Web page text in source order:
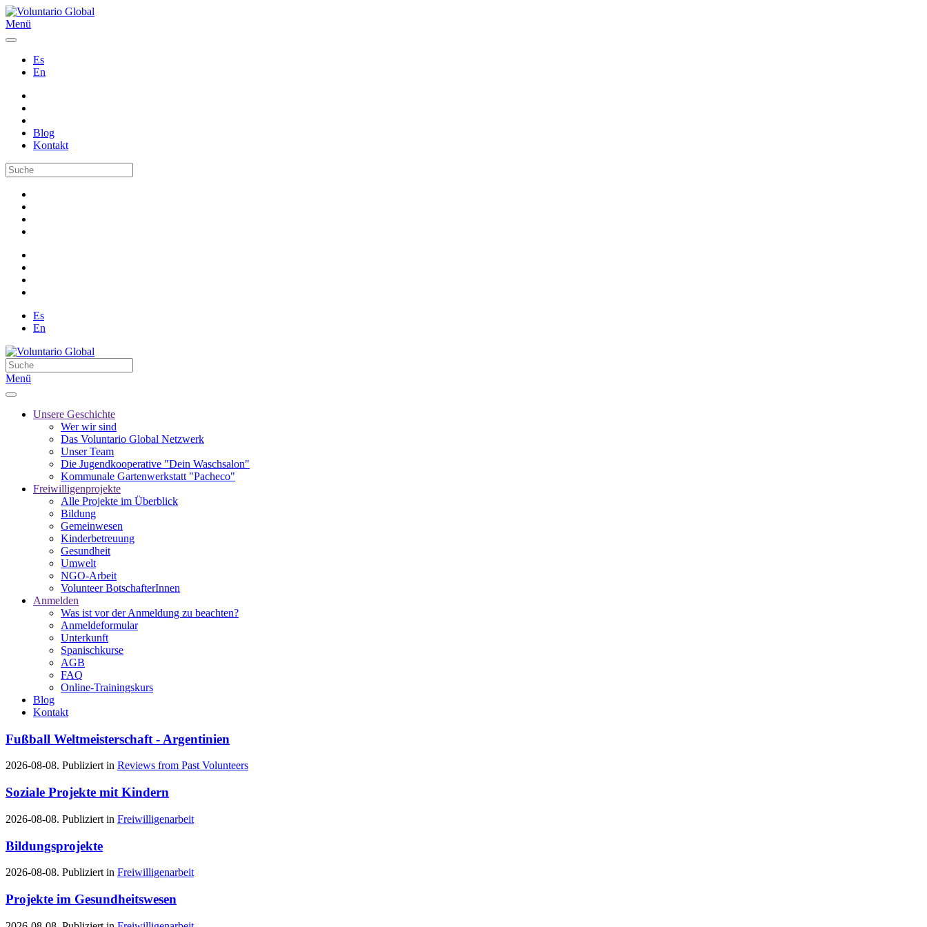
Menü
Es
En
Blog
Kontakt
Es
En
Menü
Unsere Geschichte
Wer wir sind
Das Voluntario Global Netzwerk
Unser Team
Die Jugendkooperative "Dein Waschsalon"
Kommunale Gartenwerkstatt "Pacheco"
Freiwilligenprojekte
Alle Projekte im Überblick
Bildung
Gemeinwesen
Kinderbetreuung
Gesundheit
Umwelt
NGO-Arbeit
Volunteer BotschafterInnen
Anmelden
Was ist vor der Anmeldung zu beachten?
Anmeldeformular
Unterkunft
Spanischkurse
AGB
FAQ
Online-Trainingskurs
Blog
Kontakt
Fußball Weltmeisterschaft - Argentinien
2026-08-08. Publiziert in Reviews from Past Volunteers
Soziale Projekte mit Kindern
2026-08-08. Publiziert in Freiwilligenarbeit
Bildungsprojekte
2026-08-08. Publiziert in Freiwilligenarbeit
Projekte im Gesundheitswesen